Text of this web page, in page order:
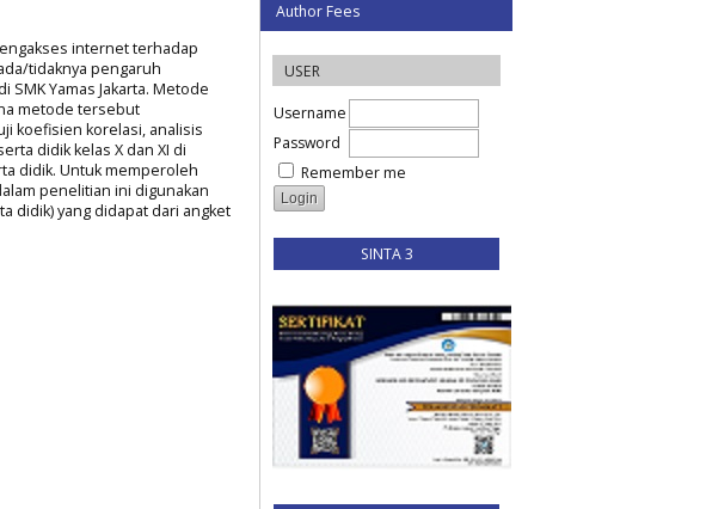
Author Fees
USER
Username
Password
Remember me
SINTA 3
internet terhadap
tidaknya pengaruh
Yamas Jakarta. Metode
metode tersebut
koefisien korelasi, analisis
didik kelas X dan XI di
didik. Untuk memperoleh
penelitian ini digunakan
didik) yang didapat dari angket